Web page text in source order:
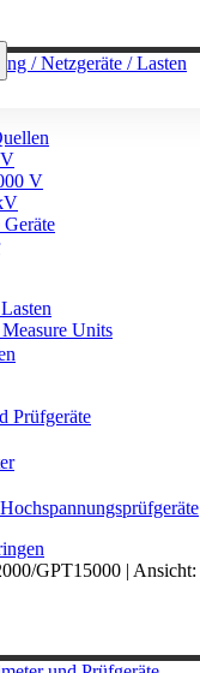
/ Netzgeräte / Lasten
V
Units
Prüfgeräte